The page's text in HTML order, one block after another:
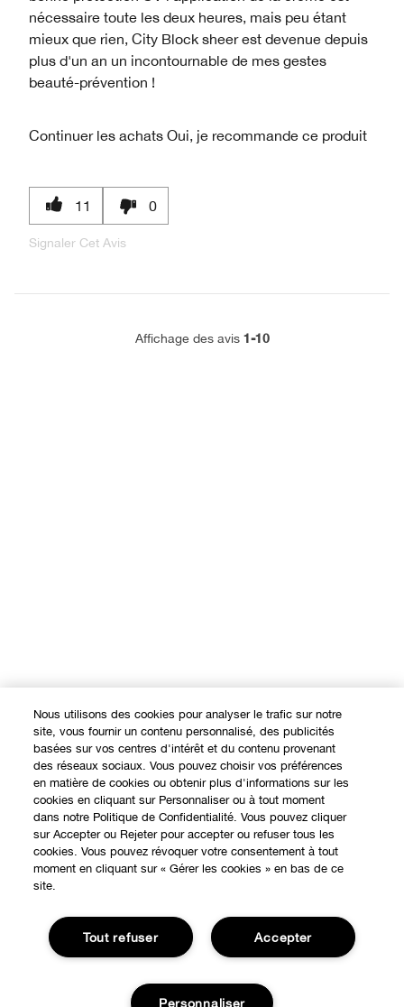
nécessaire toute les deux heures, mais peu étant
mieux que rien, City Block sheer est devenue depuis
plus d'un an un incontournable de mes gestes
beauté-prévention !
Continuer les achats Oui, je recommande ce produit
11 0
Signaler Cet Avis
Affichage des avis 1-10
EXPÉRIENCE EN LIGNE
Offres Spéciales
À PROPOS
Nous utilisons des cookies pour analyser le trafic sur notre
site, vous fournir un contenu personnalisé, des publicités
basées sur vos centres d'intérêt et du contenu provenant
des réseaux sociaux. Vous pouvez choisir vos préférences
en matière de cookies ou obtenir plus d'informations sur les
cookies en cliquant sur Personnaliser ou à tout moment
dans notre Politique de Confidentialité. Vous pouvez cliquer
sur Accepter ou Rejeter pour accepter ou refuser tous les
cookies. Vous pouvez révoquer votre consentement à tout
moment en cliquant sur « Gérer les cookies » en bas de ce
site.
Accepter
Tout refuser
Personnaliser